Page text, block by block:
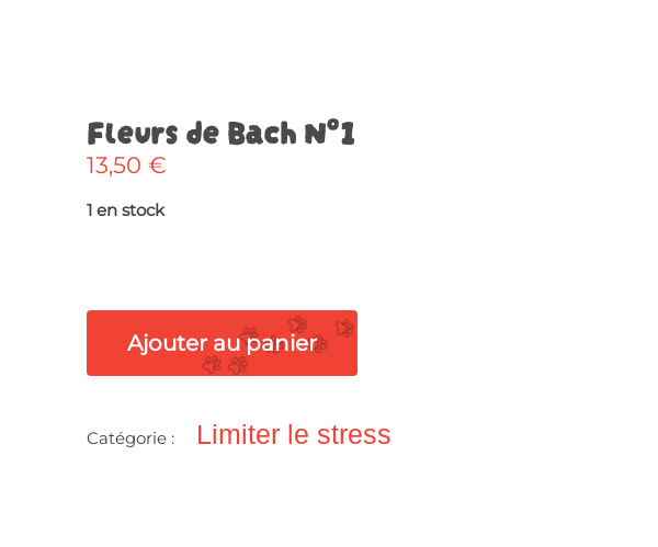
Fleurs de Bach N°1
13,50 €
1 en stock
Ajouter au panier
Catégorie : Limiter le stress